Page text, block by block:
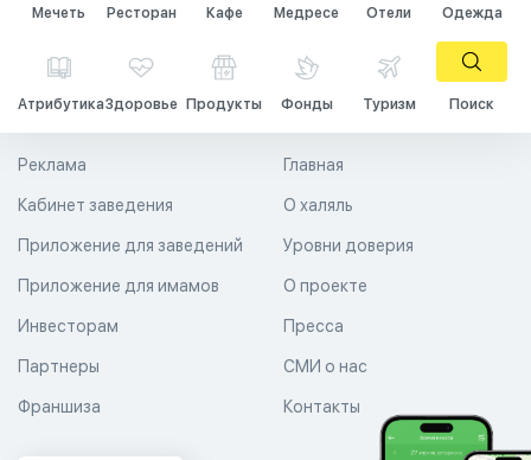
Мечеть Ресторан Кафе Медресе Отели Одежда
АтрибутикаЗдоровье Продукты Фонды Туризм Поиск
Главная
О халяль
Уровни доверия
Реклама
Кабинет заведения
Приложение для заведений
Приложение для имамов О проекте
Пресса
СМИ о нас
Контакты
Инвесторам
Партнеры
Франшиза